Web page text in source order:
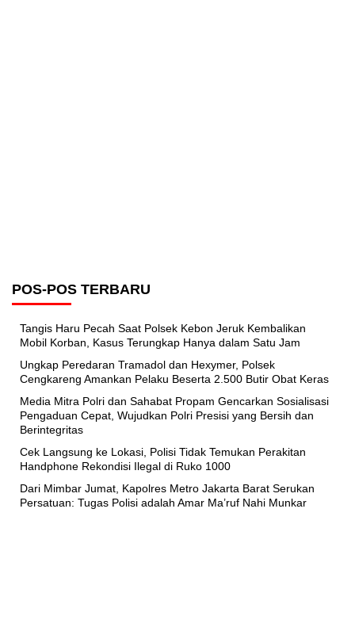
POS-POS TERBARU
Tangis Haru Pecah Saat Polsek Kebon Jeruk Kembalikan
Mobil Korban, Kasus Terungkap Hanya dalam Satu Jam
Ungkap Peredaran Tramadol dan Hexymer, Polsek
Cengkareng Amankan Pelaku Beserta 2.500 Butir Obat Keras
Media Mitra Polri dan Sahabat Propam Gencarkan Sosialisasi
Pengaduan Cepat, Wujudkan Polri Presisi yang Bersih dan
Berintegritas
Cek Langsung ke Lokasi, Polisi Tidak Temukan Perakitan
Handphone Rekondisi Ilegal di Ruko 1000
Dari Mimbar Jumat, Kapolres Metro Jakarta Barat Serukan
Persatuan: Tugas Polisi adalah Amar Ma’ruf Nahi Munkar